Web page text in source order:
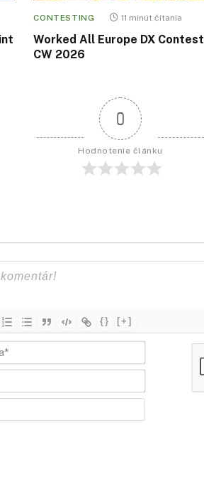
CONTESTING 11 minút čítania
Worked All Europe DX Contest
CW 2026
0
Hodnotenie článku
{} [+]
Meno
značka*
Email*
Webstránka